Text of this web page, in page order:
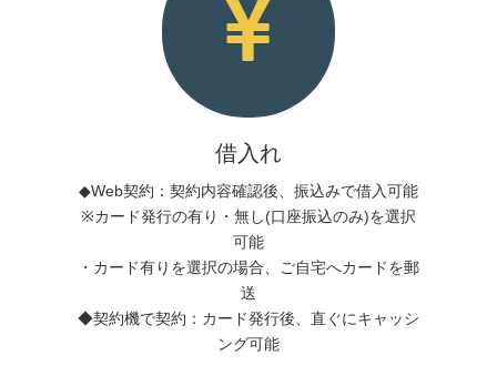
借入れ
◆Web契約：契約内容確認後、振込みで借入可能
※カード発行の有り・無し(口座振込のみ)を選択
可能
・カード有りを選択の場合、ご自宅へカードを郵
送
◆契約機で契約：カード発行後、直ぐにキャッシ
ング可能